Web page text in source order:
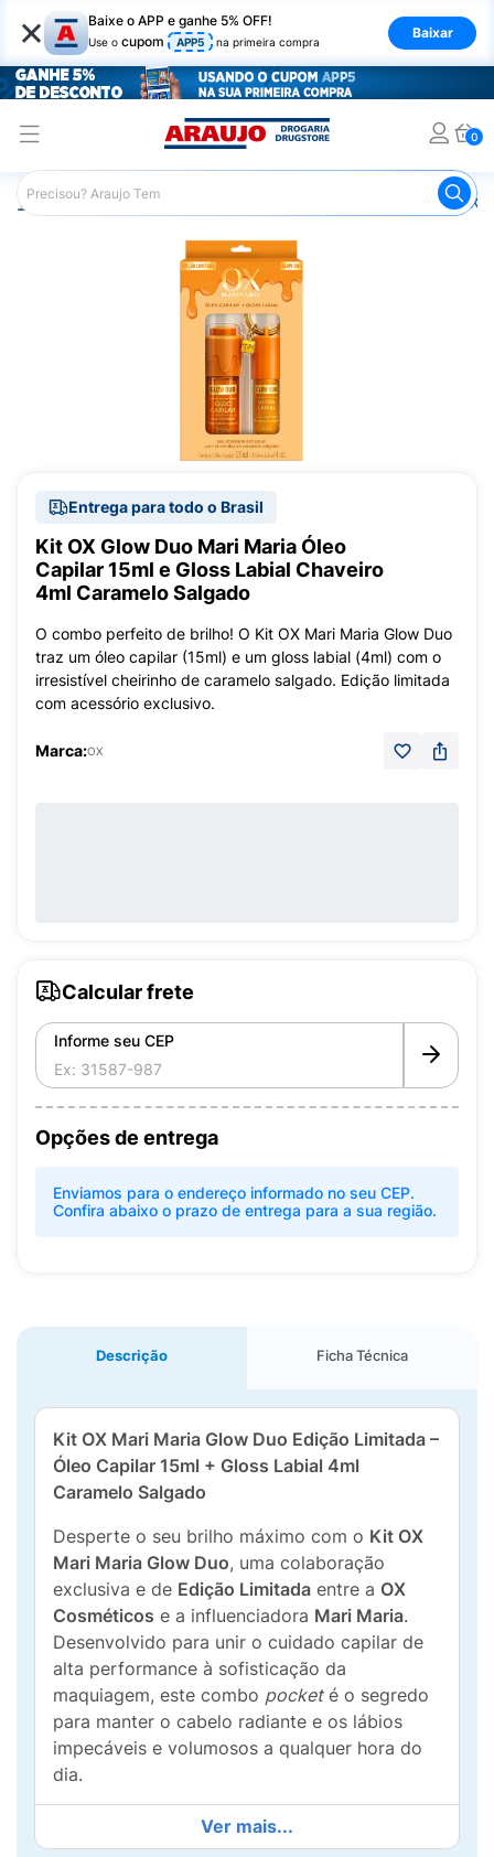
× Baixe o APP e ganhe 5% OFF!
Use o cupom APP5 na primeira compra
Baixar
0
Araujo Cabelo Kit OX
Entrega para todo o Brasil
Kit OX Glow Duo Mari Maria Óleo
Capilar 15ml e Gloss Labial Chaveiro
4ml Caramelo Salgado
O combo perfeito de brilho! O Kit OX Mari Maria Glow Duo
traz um óleo capilar (15ml) e um gloss labial (4ml) com o
irresistível cheirinho de caramelo salgado. Edição limitada
com acessório exclusivo.
Marca:OX
Calcular frete
Informe seu CEP
Opções de entrega
Enviamos para o endereço informado no seu CEP.
Confira abaixo o prazo de entrega para a sua região.
Descrição Ficha Técnica
Kit OX Mari Maria Glow Duo Edição Limitada –
Óleo Capilar 15ml + Gloss Labial 4ml
Caramelo Salgado
Desperte o seu brilho máximo com o Kit OX
Mari Maria Glow Duo, uma colaboração
exclusiva e de Edição Limitada entre a OX
Cosméticos e a influenciadora Mari Maria.
Desenvolvido para unir o cuidado capilar de
alta performance à sofisticação da
maquiagem, este combo pocketé o segredo
para manter o cabelo radiante e os lábios
impecáveis e volumosos a qualquer hora do
dia.
O grande destaque dessa coleção é a sua
surpreendente e viciante experiência
Ver mais...